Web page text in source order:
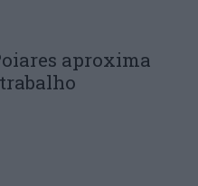
aproxima